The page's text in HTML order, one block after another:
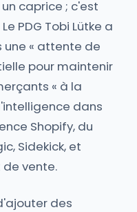
caprice ; c'est
PDG Tobi Lütke a
une « attente de
pour maintenir
« à la
dans
Shopify, du
Sidekick, et
vente.
des